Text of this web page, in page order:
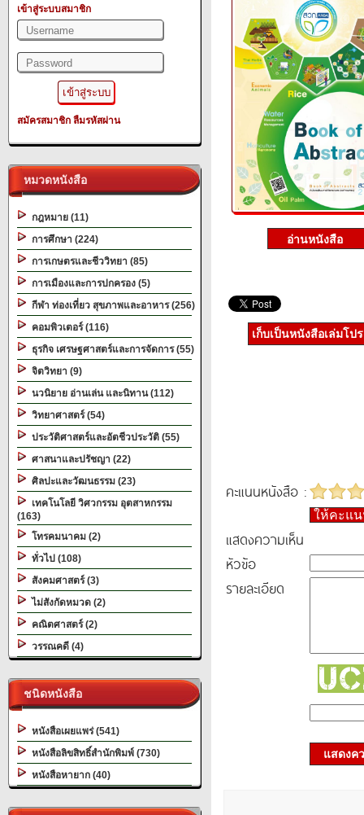
เข้าสู่ระบบสมาชิก
สมัครสมาชิก ลืมรหัสผ่าน
หมวดหนังสือ
กฎหมาย (11)
การศึกษา (224)
การเกษตรและชีววิทยา (85)
การเมืองและการปกครอง (5)
กีฬา ท่องเที่ยว สุขภาพและอาหาร (256)
คอมพิวเตอร์ (116)
ธุรกิจ เศรษฐศาสตร์และการจัดการ (55)
จิตวิทยา (9)
นวนิยาย อ่านเล่น และนิทาน (112)
วิทยาศาสตร์ (54)
ประวัติศาสตร์และอัตชีวประวัติ (55)
ศาสนาและปรัชญา (22)
ศิลปะและวัฒนธรรม (23)
เทคโนโลยี วิศวกรรม อุตสาหกรรม
(163)
โทรคมนาคม (2)
ทั่วไป (108)
สังคมศาสตร์ (3)
ไม่สังกัดหมวด (2)
คณิตศาสตร์ (2)
วรรณคดี (4)
ชนิดหนังสือ
หนังสือเผยแพร่ (541)
หนังสือลิขสิทธิ์สำนักพิมพ์ (730)
หนังสือหายาก (40)
เก็บเป็นหนังสือเล่มโป
คะแนนหนังสือ :
ให้คะแ
แสดงความเห็น
หัวข้อ
รายละเอียด
แสดงค